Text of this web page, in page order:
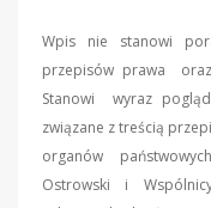
Wpis nie stanowi
przepisów prawa
Stanowi wyraz
związane z treścią
organów
Ostrowski i